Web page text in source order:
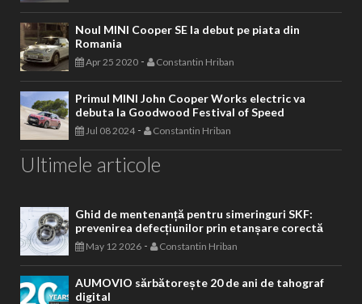
Noul MINI Cooper SE la debut pe piata din
Romania
Apr 25 2020 - Constantin Hriban
Primul MINI John Cooper Works electric va
debuta la Goodwood Festival of Speed
Jul 08 2024- Constantin Hriban
Ultimele articole
Ghid de mentenanță pentru simeringuri SKF:
prevenirea defecțiunilor prin etanșare corectă
May 12 2026 - Constantin Hriban
AUMOVIO sărbătorește 20 de ani de tahograf
digital